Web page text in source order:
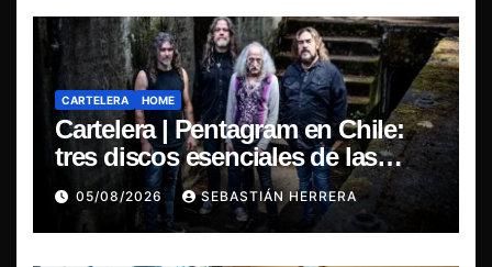
CARTELERA HOME
Cartelera | Pentagram en Chile:
tres discos esenciales de las
leyendas del doom
05/08/2026 SEBASTIÁN HERRERA